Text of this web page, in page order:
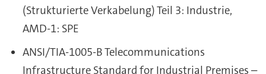
(Strukturierte Verkabelung) Teil 3: Industrie,
AMD-1: SPE
ANSI/TIA-1005-B Telecommunications
Infrastructure Standard for Industrial Premises –